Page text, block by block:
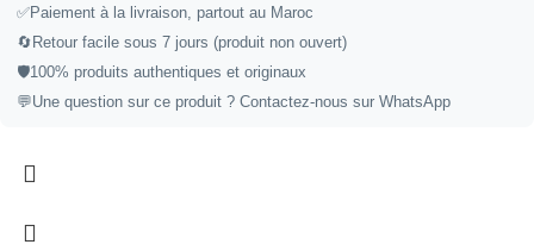
✅Paiement à la livraison, partout au Maroc
🔄Retour facile sous 7 jours (produit non ouvert)
🛡️100% produits authentiques et originaux
💬Une question sur ce produit ? Contactez-nous sur WhatsApp